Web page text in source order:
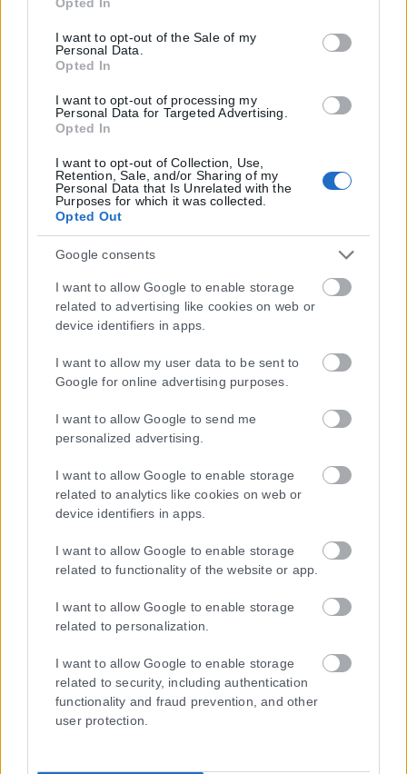
tags to use your data for below specified purposes in below
Google consent section.
I want to opt-out of the Sale of my
Personal Data.
Opted In
I want to opt-out of processing my
Personal Data for Targeted Advertising.
Opted In
I want to opt-out of Collection, Use,
Retention, Sale, and/or Sharing of my
Personal Data that Is Unrelated with the
Purposes for which it was collected.
Opted Out
Google consents
I want to allow Google to enable storage
related to advertising like cookies on web or
device identifiers in apps.
I want to allow my user data to be sent to
Google for online advertising purposes.
I want to allow Google to send me
personalized advertising.
I want to allow Google to enable storage
related to analytics like cookies on web or
device identifiers in apps.
I want to allow Google to enable storage
related to functionality of the website or app.
I want to allow Google to enable storage
related to personalization.
I want to allow Google to enable storage
related to security, including authentication
functionality and fraud prevention, and other
user protection.
Η εταιρεία με την επωνυμία “POLITICAL MEDIA GROUP A.E.” και κατ’
επέκταση η ιστοσελίδα που κατέχει αυτή “www.karfitsa.gr”
συμμορφώνονται με τη Σύσταση (ΕΕ) 2018/334 της Επιτροπής της
1ης Μαρτίου 2018 σχετικά με τα μέτρα για την αποτελεσματική
αντιμετώπιση του παράνομου περιεχομένου στο διαδίκτυο (L 63).